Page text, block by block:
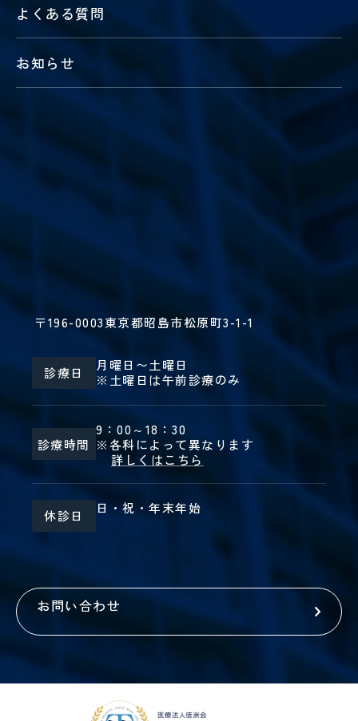
よくある質問
お知らせ
〒196-0003東京都昭島市松原町3-1-1
診療日
月曜日〜土曜日
※土曜日は午前診療のみ
診療時間
9：00～18：30
※各科によって異なります
詳しくはこちら
休診日 日・祝・年末年始
お問い合わせ